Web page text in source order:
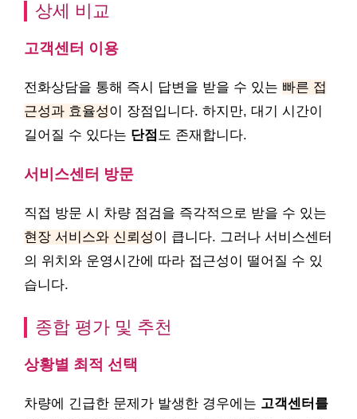
상세 비교
고객센터 이용
전화상담을 통해 즉시 답변을 받을 수 있는 빠른 접
근성과 효율성이 장점입니다. 하지만, 대기 시간이
길어질 수 있다는 단점도 존재합니다.
서비스센터 방문
직접 방문 시 차량 점검을 즉각적으로 받을 수 있는
현장 서비스와 신뢰성이 큽니다. 그러나 서비스센터
의 위치와 운영시간에 따라 접근성이 떨어질 수 있
습니다.
종합 평가 및 추천
상황별 최적 선택
차량에 긴급한 문제가 발생한 경우에는 고객센터를